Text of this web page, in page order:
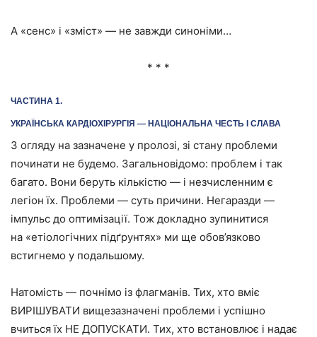
А «сенс» і «зміст» — не завжди синоніми…
* * *
ЧАСТИНА 1.
УКРАЇНСЬКА КАРДІОХІРУРГІЯ — НАЦІОНАЛЬНА ЧЕСТЬ І СЛАВА
З огляду на зазначене у пролозі, зі стану проблеми
починати не будемо. Загальновідомо: проблем і так
багато. Вони беруть кількістю — і незчисленним є
легіон їх. Проблеми — суть причини. Негаразди —
імпульс до оптимізації. Тож докладно зупинитися
на «етіо­логічних підґрунтях» ми ще обов’язково
встигнемо у подальшому.
Натомість — почнімо із флагманів. Тих, хто вміє
ВИРІШУВАТИ вищезазначені проблеми і успішно
вчиться їх НЕ ДОПУСКАТИ. Тих, хто встановлює і надає